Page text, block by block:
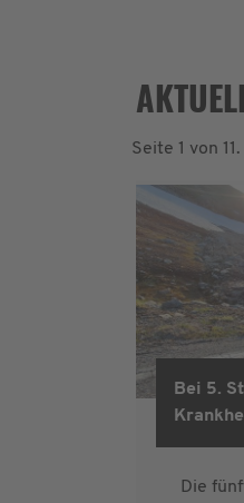
Seite 1 von 11.
Bei 5.
Die